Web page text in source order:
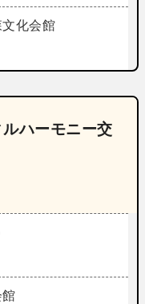
化会館
ハーモニー交